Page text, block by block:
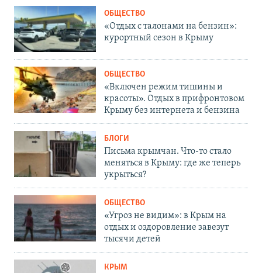
ОБЩЕСТВО
«Отдых с талонами на бензин»:
курортный сезон в Крыму
ОБЩЕСТВО
«Включен режим тишины и
красоты». Отдых в прифронтовом
Крыму без интернета и бензина
БЛОГИ
Письма крымчан. Что-то стало
меняться в Крыму: где же теперь
укрыться?
ОБЩЕСТВО
«Угроз не видим»: в Крым на
отдых и оздоровление завезут
тысячи детей
КРЫМ